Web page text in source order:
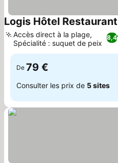
Logis Hôtel
8,4
Accès direct à la plage,
Spécialité : suquet de peix
De 79 €
Consulter les prix de 5 sites